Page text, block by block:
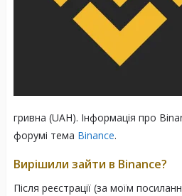
гривна (UAH). Інформація про
форумі тема Binance.
Вирішили зайти в Binance?
Після реєстрації (за моїм